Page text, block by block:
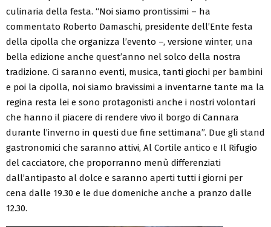
culinaria della festa. “Noi siamo prontissimi – ha
commentato Roberto Damaschi, presidente dell’Ente festa
della cipolla che organizza l’evento –, versione winter, una
bella edizione anche quest’anno nel solco della nostra
tradizione. Ci saranno eventi, musica, tanti giochi per bambini
e poi la cipolla, noi siamo bravissimi a inventarne tante ma la
regina resta lei e sono protagonisti anche i nostri volontari
che hanno il piacere di rendere vivo il borgo di Cannara
durante l’inverno in questi due fine settimana”. Due gli stand
gastronomici che saranno attivi, Al Cortile antico e Il Rifugio
del cacciatore, che proporranno menù differenziati
dall’antipasto al dolce e saranno aperti tutti i giorni per
cena dalle 19.30 e le due domeniche anche a pranzo dalle
12.30.